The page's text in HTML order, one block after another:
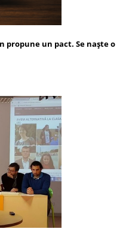
propune un pact. Se naște o